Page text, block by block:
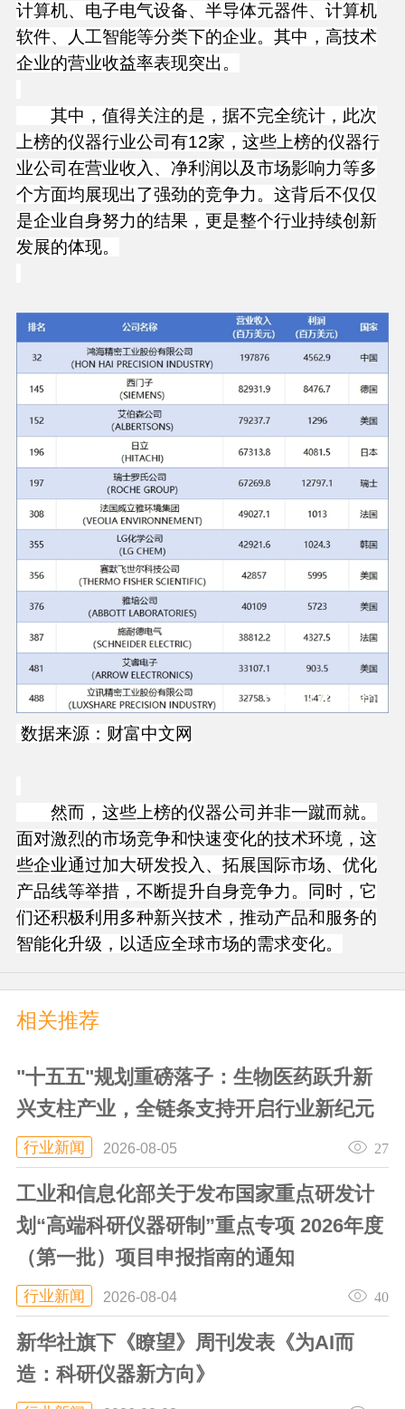
计算机、电子电气设备、半导体元器件、计算机
软件、人工智能等分类下的企业。其中，高技术
企业的营业收益率表现突出。
其中，值得关注的是，据不完全统计，此次
上榜的仪器行业公司有12家，这些上榜的仪器行
业公司在营业收入、净利润以及市场影响力等多
个方面均展现出了强劲的竞争力。这背后不仅仅
是企业自身努力的结果，更是整个行业持续创新
发展的体现。
数据来源：财富中文网
然而，这些上榜的仪器公司并非一蹴而就。
面对激烈的市场竞争和快速变化的技术环境，这
些企业通过加大研发投入、拓展国际市场、优化
产品线等举措，不断提升自身竞争力。同时，它
们还积极利用多种新兴技术，推动产品和服务的
智能化升级，以适应全球市场的需求变化。
相关推荐
"十五五"规划重磅落子：生物医药跃升新
兴支柱产业，全链条支持开启行业新纪元
行业新闻 2026-08-05 27
工业和信息化部关于发布国家重点研发计
划“高端科研仪器研制”重点专项 2026年度
（第一批）项目申报指南的通知
行业新闻 2026-08-04 40
新华社旗下《瞭望》周刊发表《为AI而
造：科研仪器新方向》